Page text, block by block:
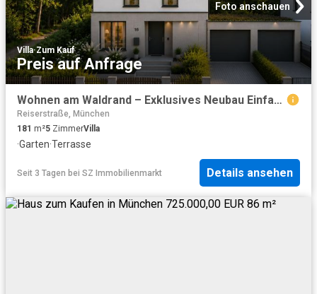
Foto anschauen
Villa·Zum Kauf
Preis auf Anfrage
Wohnen am Waldrand – Exklusives Neubau Einfamilienhaus in Münchens begehrtester Naturlage
Reiserstraße, München
181 m²5 ZimmerVilla
·Garten·Terrasse
Seit 3 Tagen bei SZ Immobilienmarkt Details ansehen